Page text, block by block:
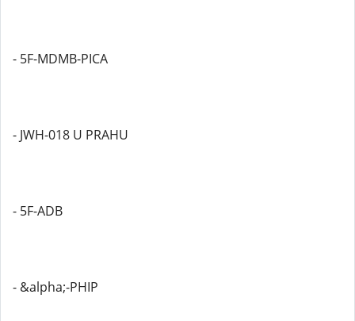
- 5F-MDMB-PICA
- JWH-018 U PRAHU
- 5F-ADB
- &alpha;-PHIP